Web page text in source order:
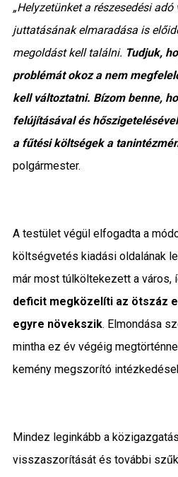
„Helyzetünket a részesedési
juttatásának elmaradása is
megoldást kell találni. Tudjuk,
problémát okoz a nem
kell változtatni. Bízom benne,
felújításával és
a fűtési költségek a
polgármester.
A testület végül elfogadta a
költségvetés kiadási oldalának
már most túlköltekezett a város,
deficit megközelíti az ötszáz
egyre növekszik. Elmondása
mintha ez év végéig
kemény megszorító
Mindez leginkább a
visszaszorítását és további